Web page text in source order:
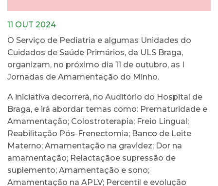
11 OUT 2024
O Serviço de Pediatria e algumas Unidades do
Cuidados de Saúde Primários, da ULS Braga,
organizam, no próximo dia 11 de outubro, as I
Jornadas de Amamentação do Minho.
A iniciativa decorrerá, no Auditório do Hospital de
Braga, e irá abordar temas como: Prematuridade e
Amamentação; Colostroterapia; Freio Lingual;
Reabilitação Pós-Frenectomia; Banco de Leite
Materno; Amamentação na gravidez; Dor na
amamentação; Relactaçãoe supressão de
suplemento; Amamentação e sono;
Amamentação na APLV; Percentil e evolução